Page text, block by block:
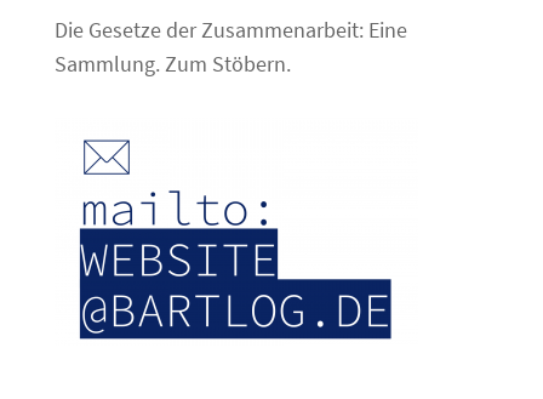
Die Gesetze der Zusammenarbeit: Eine
Sammlung. Zum Stöbern.